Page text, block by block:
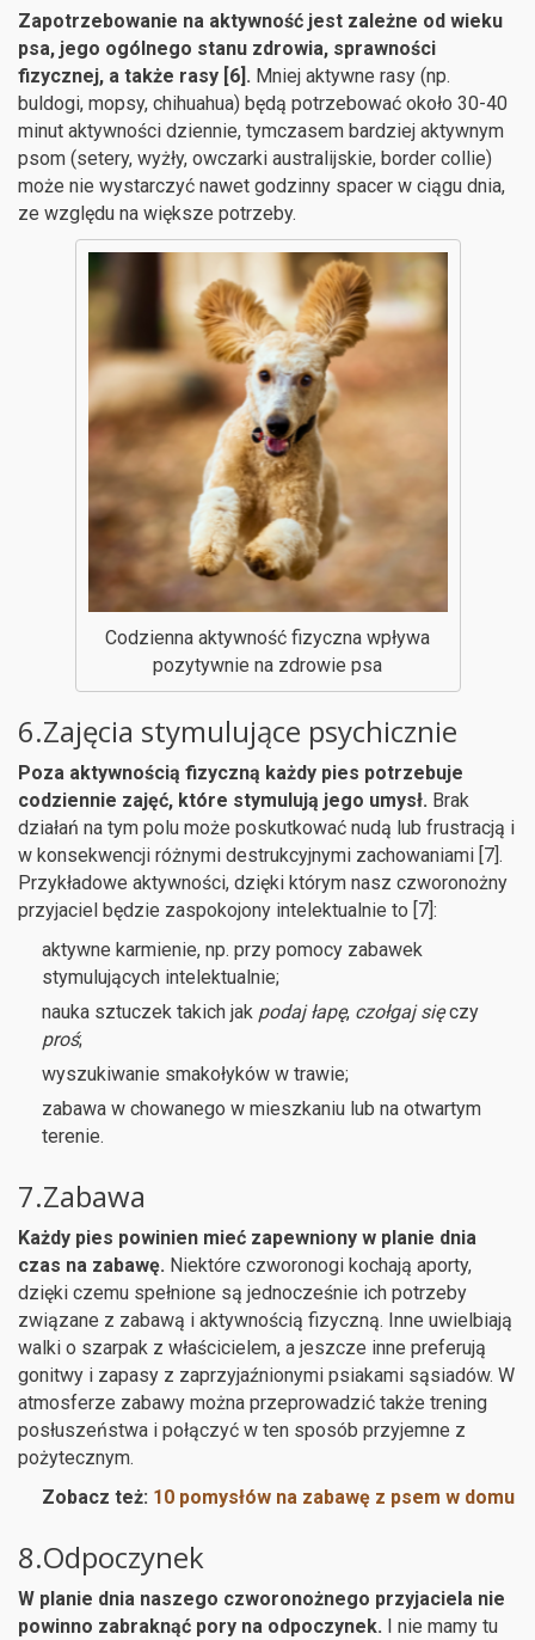
Zapotrzebowanie na aktywność jest zależne od wieku
psa, jego ogólnego stanu zdrowia, sprawności
fizycznej, a także rasy [6]. Mniej aktywne rasy (np.
buldogi, mopsy, chihuahua) będą potrzebować około 30-40
minut aktywności dziennie, tymczasem bardziej aktywnym
psom (setery, wyżły, owczarki australijskie, border collie)
może nie wystarczyć nawet godzinny spacer w ciągu dnia,
ze względu na większe potrzeby.
Codzienna aktywność fizyczna wpływa
pozytywnie na zdrowie psa
6.Zajęcia stymulujące psychicznie
Poza aktywnością fizyczną każdy pies potrzebuje
codziennie zajęć, które stymulują jego umysł. Brak
działań na tym polu może poskutkować nudą lub frustracją i
w konsekwencji różnymi destrukcyjnymi zachowaniami [7].
Przykładowe aktywności, dzięki którym nasz czworonożny
przyjaciel będzie zaspokojony intelektualnie to [7]:
aktywne karmienie, np. przy pomocy zabawek
stymulujących intelektualnie;
nauka sztuczek takich jak podaj łapę, czołgaj sięczy
proś;
wyszukiwanie smakołyków w trawie;
zabawa w chowanego w mieszkaniu lub na otwartym
terenie.
7.Zabawa
Każdy pies powinien mieć zapewniony w planie dnia
czas na zabawę. Niektóre czworonogi kochają aporty,
dzięki czemu spełnione są jednocześnie ich potrzeby
związane z zabawą i aktywnością fizyczną. Inne uwielbiają
walki o szarpak z właścicielem, a jeszcze inne preferują
gonitwy i zapasy z zaprzyjaźnionymi psiakami sąsiadów. W
atmosferze zabawy można przeprowadzić także trening
posłuszeństwa i połączyć w ten sposób przyjemne z
pożytecznym.
Zobacz też: 10 pomysłów na zabawę z psem w domu
8.Odpoczynek
W planie dnia naszego czworonożnego przyjaciela nie
powinno zabraknąć pory na odpoczynek. I nie mamy tu